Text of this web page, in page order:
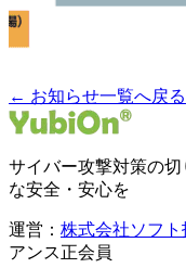
← お知らせ一覧へ戻る
サイバー攻撃対策の
な安全・安心を
運営： 株式会社ソフト
アンス正会員